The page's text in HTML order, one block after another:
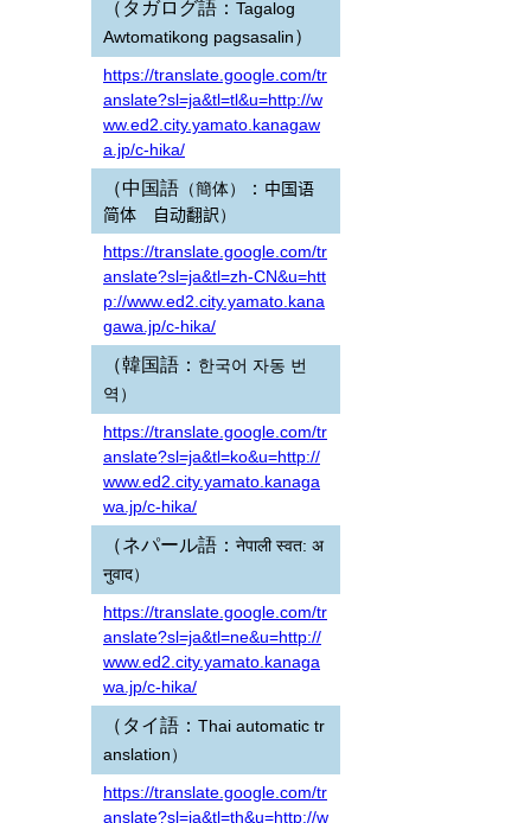
（タガログ語： Tagalog
Awtomatikong pagsasalin）
https://translate.google.com/tr
anslate?sl=ja&tl=tl&u=http://w
ww.ed2.city.yamato.kanagaw
a.jp/c-hika/
（中国語 （簡体） ： 中国语
简体 自动翻訳）
https://translate.google.com/tr
anslate?sl=ja&tl=zh-CN&u=htt
p://www.ed2.city.yamato.kana
gawa.jp/c-hika/
（韓国語： 한국어 자동 번
역 ）
https://translate.google.com/tr
anslate?sl=ja&tl=ko&u=http://
www.ed2.city.yamato.kanaga
wa.jp/c-hika/
（ネパール語： नेपाली स्वत: अ
नुवाद）
https://translate.google.com/tr
anslate?sl=ja&tl=ne&u=http://
www.ed2.city.yamato.kanaga
wa.jp/c-hika/
（タイ語： Thai automatic tr
anslation）
https://translate.google.com/tr
anslate?sl=ja&tl=th&u=http://w